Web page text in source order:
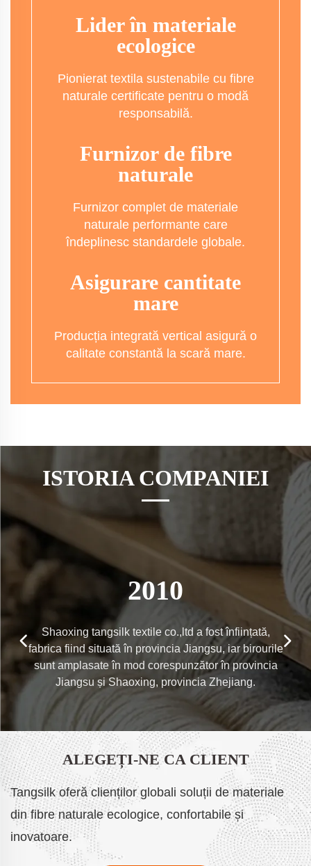
Lider în materiale
ecologice
Pionierat textila sustenabile cu fibre
naturale certificate pentru o modă
responsabilă.
Furnizor de fibre
naturale
Furnizor complet de materiale
naturale performante care
îndeplinesc standardele globale.
Asigurare cantitate
mare
Producția integrată vertical asigură o
calitate constantă la scară mare.
ISTORIA COMPANIEI
2010
Shaoxing tangsilk textile co.,ltd a fost înființată,
fabrica fiind situată în provincia Jiangsu, iar birourile
sunt amplasate în mod corespunzător în provincia
Jiangsu și Shaoxing, provincia Zhejiang.
ALEGEȚI-NE CA CLIENT
Tangsilk oferă clienților globali soluții de materiale
din fibre naturale ecologice, confortabile și
inovatoare.